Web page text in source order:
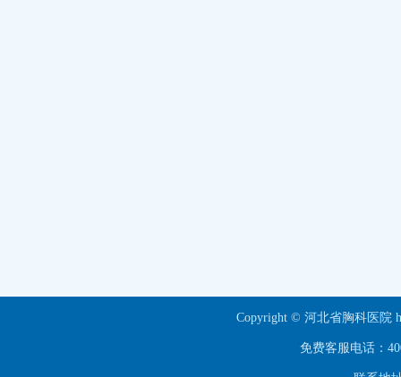
Copyright © 河北省胸科医院
免费客服电话：